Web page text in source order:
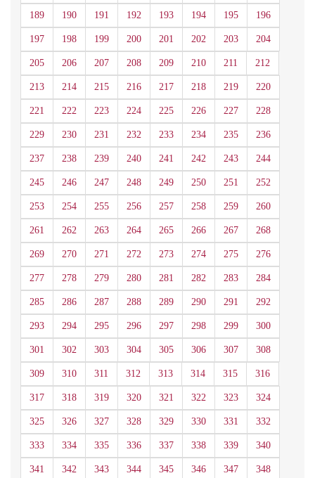
189 190 191 192 193 194 195 196
197 198 199 200 201 202 203 204
205 206 207 208 209 210 211 212
213 214 215 216 217 218 219 220
221 222 223 224 225 226 227 228
229 230 231 232 233 234 235 236
237 238 239 240 241 242 243 244
245 246 247 248 249 250 251 252
253 254 255 256 257 258 259 260
261 262 263 264 265 266 267 268
269 270 271 272 273 274 275 276
277 278 279 280 281 282 283 284
285 286 287 288 289 290 291 292
293 294 295 296 297 298 299 300
301 302 303 304 305 306 307 308
309 310 311 312 313 314 315 316
317 318 319 320 321 322 323 324
325 326 327 328 329 330 331 332
333 334 335 336 337 338 339 340
341 342 343 344 345 346 347 348